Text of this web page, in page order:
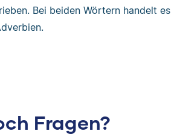
Bei beiden Wörtern handelt es
Fragen?